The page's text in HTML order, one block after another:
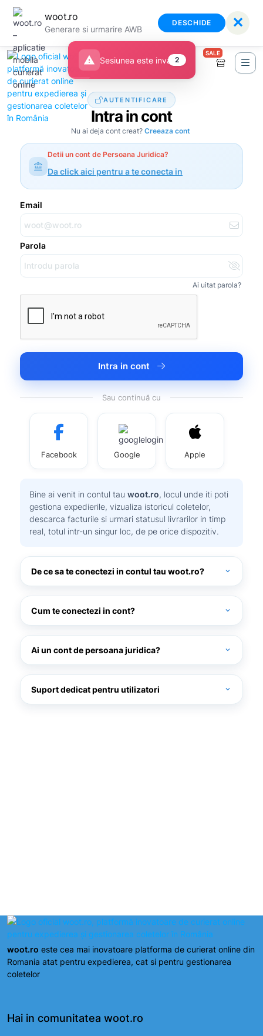
woot.ro
Generare si urmarire AWB
DESCHIDE ✕
SALE
AUTENTIFICARE
Intra in cont
Nu ai deja cont creat? Creeaza cont
Detii un cont de Persoana Juridica?
Da click aici pentru a te conecta in
Email
Parola
Ai uitat parola?
Intra in cont
Sau continuă cu
Facebook Google Apple
Bine ai venit in contul tau woot.ro, locul unde iti poti
gestiona expedierile, vizualiza istoricul coletelor,
descarca facturile si urmari statusul livrarilor in timp
real, totul intr-un singur loc, de pe orice dispozitiv.
De ce sa te conectezi in contul tau woot.ro? expand_more
Cum te conectezi in cont? expand_more
woot.ro
Ai un cont de persoana juridica? expand_more
Suport dedicat pentru utilizatori expand_more
woot.ro este cea mai inovatoare platforma de curierat online din
Romania atat pentru expedierea, cat si pentru gestionarea
coletelor
Hai in comunitatea woot.ro
warning Sesiunea este invalida
2